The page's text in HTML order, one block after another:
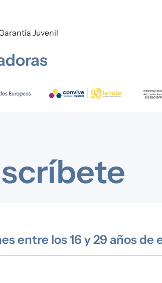
Juvenil
entre los 16 y 29 años de